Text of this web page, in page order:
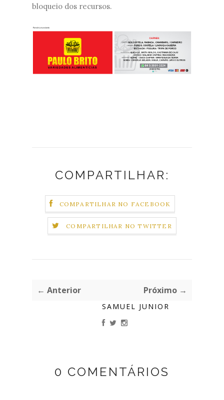
bloqueio dos recursos.
COMPARTILHAR:
COMPARTILHAR NO FACEBOOK
COMPARTILHAR NO TWITTER
← Anterior Próximo →
SAMUEL JUNIOR
0 COMENTÁRIOS